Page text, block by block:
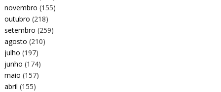
novembro (155)
outubro (218)
setembro (259)
agosto (210)
julho (197)
junho (174)
maio (157)
abril (155)